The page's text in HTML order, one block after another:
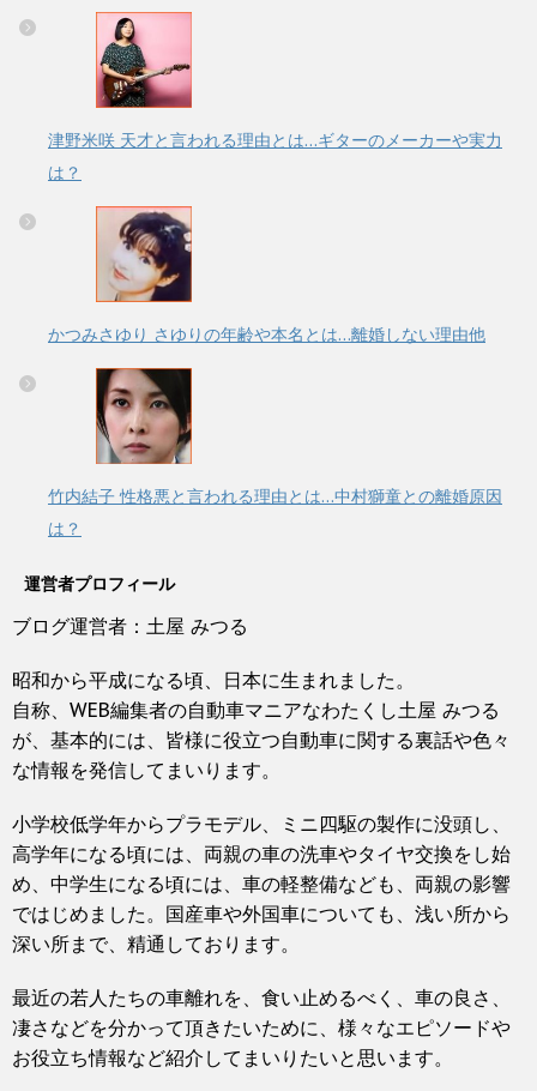
津野米咲 天才と言われる理由とは…ギターのメーカーや実力
は？
かつみさゆり さゆりの年齢や本名とは…離婚しない理由他
竹内結子 性格悪と言われる理由とは…中村獅童との離婚原因
は？
運営者プロフィール
ブログ運営者：土屋 みつる
昭和から平成になる頃、日本に生まれました。
自称、WEB編集者の自動車マニアなわたくし土屋 みつる
が、基本的には、皆様に役立つ自動車に関する裏話や色々
な情報を発信してまいります。
小学校低学年からプラモデル、ミニ四駆の製作に没頭し、
高学年になる頃には、両親の車の洗車やタイヤ交換をし始
め、中学生になる頃には、車の軽整備なども、両親の影響
ではじめました。国産車や外国車についても、浅い所から
深い所まで、精通しております。
最近の若人たちの車離れを、食い止めるべく、車の良さ、
凄さなどを分かって頂きたいために、様々なエピソードや
お役立ち情報など紹介してまいりたいと思います。